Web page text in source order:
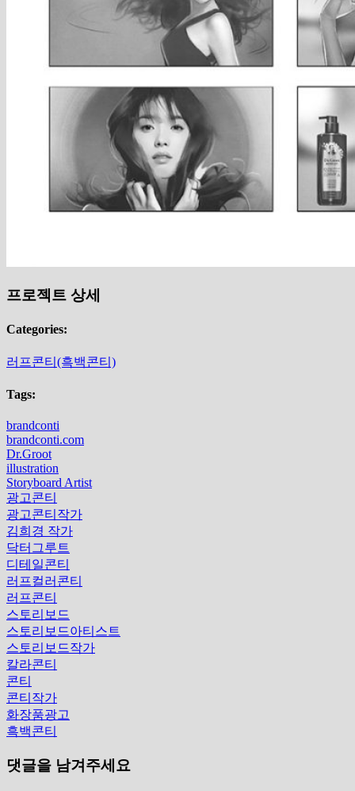
프로젝트 상세
Categories:
러프콘티(흑백콘티)
Tags:
brandconti
brandconti.com
Dr.Groot
illustration
Storyboard Artist
광고콘티
광고콘티작가
김희경 작가
닥터그루트
디테일콘티
러프컬러콘티
러프콘티
스토리보드
스토리보드아티스트
스토리보드작가
칼라콘티
콘티
콘티작가
화장품광고
흑백콘티
댓글을 남겨주세요